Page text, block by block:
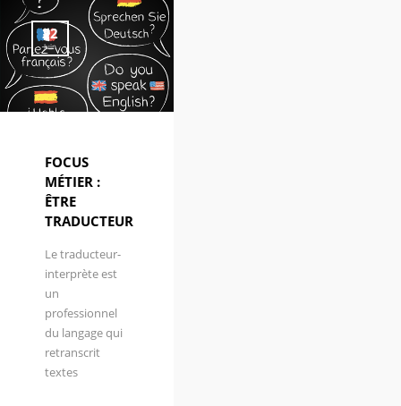
22
Juin
FOCUS
MÉTIER :
ÊTRE
TRADUCTEUR
Le traducteur-
interprète est
un
professionnel
du langage qui
retranscrit
textes